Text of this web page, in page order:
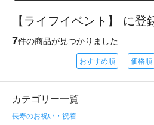
【ライフイベント】 に登
7件の商品が見つかりました
おすすめ順 価格順
カテゴリー一覧
長寿のお祝い・祝着